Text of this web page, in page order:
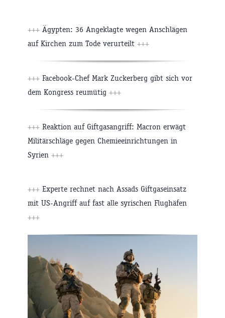
+++ Ägypten: 36 Angeklagte wegen Anschlägen
auf Kirchen zum Tode verurteilt +++
+++ Facebook-Chef Mark Zuckerberg gibt sich vor
dem Kongress reumütig +++
+++ Reaktion auf Giftgasangriff: Macron erwägt
Militärschläge gegen Chemieeinrichtungen in
Syrien +++
+++ Experte rechnet nach Assads Giftgaseinsatz
mit US-Angriff auf fast alle syrischen Flughäfen
+++